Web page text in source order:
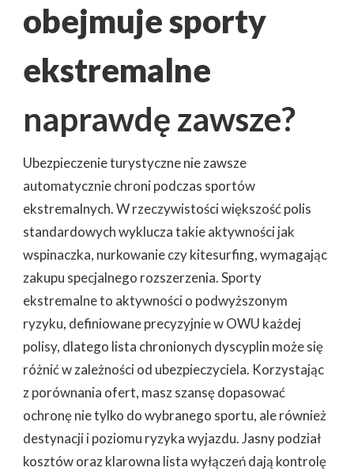
obejmuje sporty
ekstremalne
naprawdę zawsze?
Ubezpieczenie turystyczne nie zawsze
automatycznie chroni podczas sportów
ekstremalnych. W rzeczywistości większość polis
standardowych wyklucza takie aktywności jak
wspinaczka, nurkowanie czy kitesurfing, wymagając
zakupu specjalnego rozszerzenia. Sporty
ekstremalne to aktywności o podwyższonym
ryzyku, definiowane precyzyjnie w OWU każdej
polisy, dlatego lista chronionych dyscyplin może się
różnić w zależności od ubezpieczyciela. Korzystając
z porównania ofert, masz szansę dopasować
ochronę nie tylko do wybranego sportu, ale również
destynacji i poziomu ryzyka wyjazdu. Jasny podział
kosztów oraz klarowna lista wyłączeń dają kontrolę